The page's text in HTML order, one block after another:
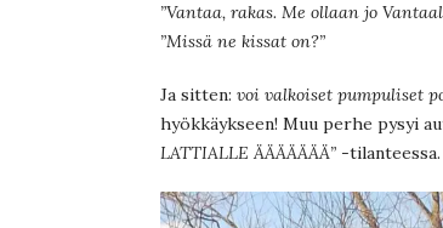
”Vantaa, rakas. Me ollaan jo
”Missä ne kissat on?”
Ja sitten: voi valkoiset pumpuliset
hyökkäykseen! Muu perhe pysyi
LATTIALLE ÄÄÄÄÄÄÄ” -tilanteessa.